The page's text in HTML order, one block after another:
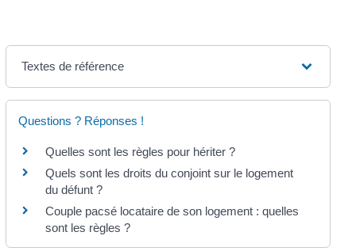
Textes de référence
Questions ? Réponses !
Quelles sont les règles pour hériter ?
Quels sont les droits du conjoint sur le logement
du défunt ?
Couple pacsé locataire de son logement : quelles
sont les règles ?